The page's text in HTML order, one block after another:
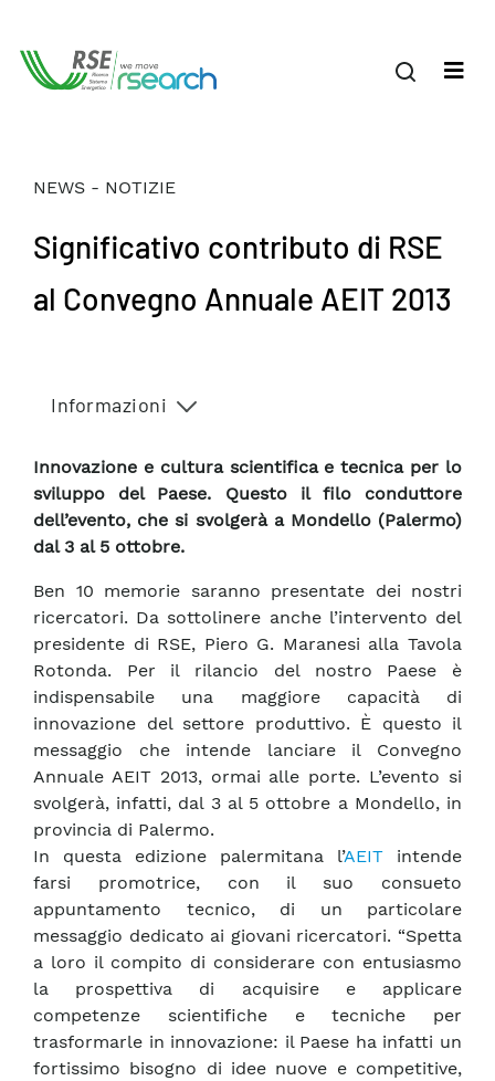
NEWS - NOTIZIE
Significativo contributo di RSE
al Convegno Annuale AEIT 2013
Informazioni
Innovazione e cultura scientifica e tecnica per lo
sviluppo del Paese. Questo il filo conduttore
dell’evento, che si svolgerà a Mondello (Palermo)
dal 3 al 5 ottobre.
Ben 10 memorie saranno presentate dei nostri
ricercatori. Da sottolinere anche l’intervento del
presidente di RSE, Piero G. Maranesi alla Tavola
Rotonda. Per il rilancio del nostro Paese è
indispensabile una maggiore capacità di
innovazione del settore produttivo. È questo il
messaggio che intende lanciare il Convegno
Annuale AEIT 2013, ormai alle porte. L’evento si
svolgerà, infatti, dal 3 al 5 ottobre a Mondello, in
provincia di Palermo.
In questa edizione palermitana l’AEIT intende
farsi promotrice, con il suo consueto
appuntamento tecnico, di un particolare
messaggio dedicato ai giovani ricercatori. “Spetta
a loro il compito di considerare con entusiasmo
la prospettiva di acquisire e applicare
competenze scientifiche e tecniche per
trasformarle in innovazione: il Paese ha infatti un
fortissimo bisogno di idee nuove e competitive,